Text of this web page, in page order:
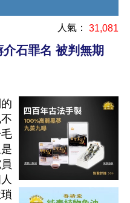
人氣： 31,081
石罪名 被判無期